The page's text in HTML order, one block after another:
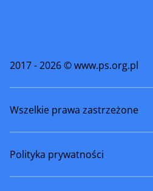
2017 - 2026 © www.ps.org.pl
Wszelkie prawa zastrzeżone
Polityka prywatności